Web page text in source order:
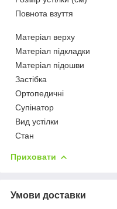
Повнота взуття
Матеріал верху
Матеріал підкладки
Матеріал підошви
Застібка
Ортопедичні
Супінатор
Вид устілки
Стан
Приховати
Умови доставки